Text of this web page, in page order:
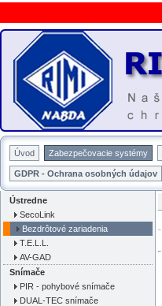
Úvod Zabezpečovacie systémy
GDPR - Ochrana osobných údajov
Ústredne
SecoLink
Bezdrôtové zariadenia
T.E.L.L.
AV-GAD
Snímače
PIR - pohybové snímače
DUAL-TEC snímače